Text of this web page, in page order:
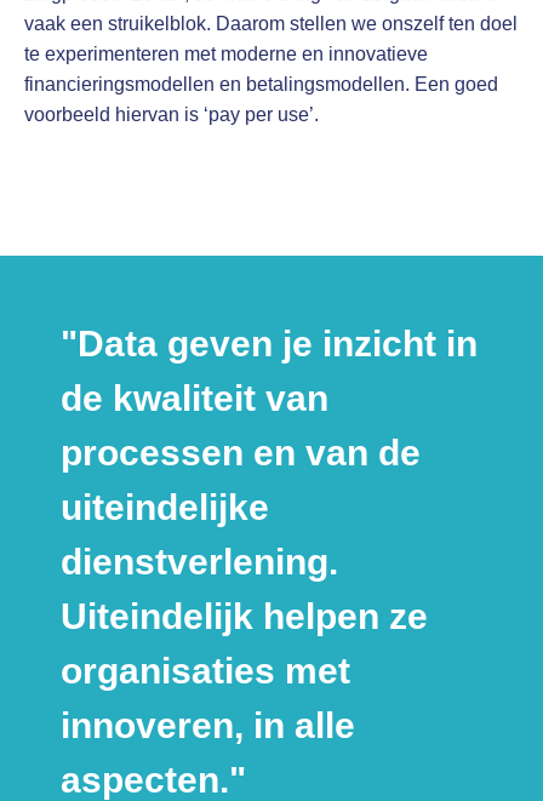
vaak een struikelblok. Daarom stellen we onszelf ten doel
te experimenteren met moderne en innovatieve
financieringsmodellen en betalingsmodellen. Een goed
voorbeeld hiervan is ‘pay per use’.
"Data geven je inzicht in
de kwaliteit van
processen en van de
uiteindelijke
dienstverlening.
Uiteindelijk helpen ze
organisaties met
innoveren, in alle
aspecten."